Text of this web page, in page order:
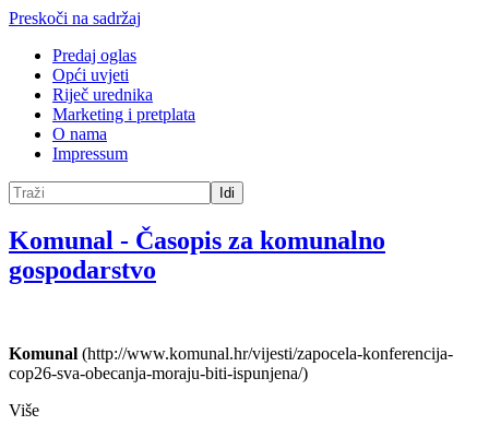
Preskoči na sadržaj
Predaj oglas
Opći uvjeti
Riječ urednika
Marketing i pretplata
O nama
Impressum
Idi
Komunal - Časopis za komunalno
gospodarstvo
Komunal (http://www.komunal.hr/vijesti/zapocela-konferencija-
cop26-sva-obecanja-moraju-biti-ispunjena/)
Više